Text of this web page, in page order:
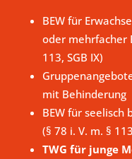
BEW für
oder mehrfacher
113, SGB IX)
mit Behinderung
BEW für seelisch
(§ 78 i. V. m. §
TWG für junge